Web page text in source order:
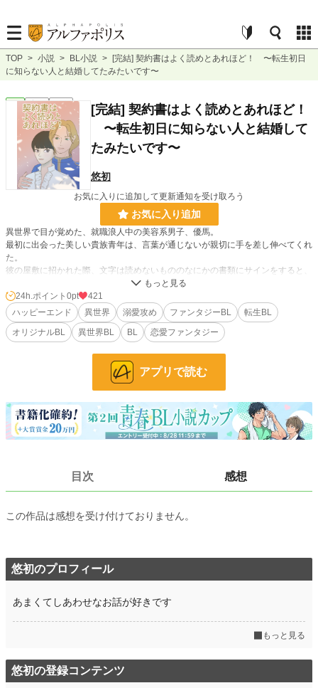
TOP > 小説 > BL小説 >
[完結] 契約書はよく読めとあれほど！ 〜転生初日
に知らない人と結婚してたみたいです〜
BL 完結 長編
[完結] 契約書はよく読めとあれほど！
〜転生初日に知らない人と結婚して
たみたいです〜
悠初
お気に入りに追加して更新通知を受け取ろう
お気に入り追加
異世界で目が覚めた、就職浪人中の美容系男子、優馬。
最初に出会った美しい貴族青年は、言葉が通じないが親切に手を差し伸べてくれ
た。
彼の屋敷に招かれた際、文字は読めないもののなにかの書類にサインをすると、
その彼と結婚したことになっていて……。
この世界で何をする？ また無職生活？ 本当にそれでいい？ 葛藤する日々
と、それを惜しみない愛情で支える夫。
理想の自分と、理想の幸せを探す物語。
228,589 位 / 228,589 件
BL 31,384 位 / 31,384 件
お気に入り 16
54,090
週間ポイント 14 pt (70,247 位)
月間ポイント 77 pt (71,598 位)
24h.ポイント 0pt
421
ハッピーエンド
異世界 溺愛攻め ファンタジーBL
転生BL
オリジナルBL
異世界BL BL 恋愛ファンタジー
アプリで読む
目次 感想
この作品は感想を受け付けておりません。
悠初のプロフィール
あまくてしあわせなお話が好きです
もっと見る
悠初の登録コンテンツ